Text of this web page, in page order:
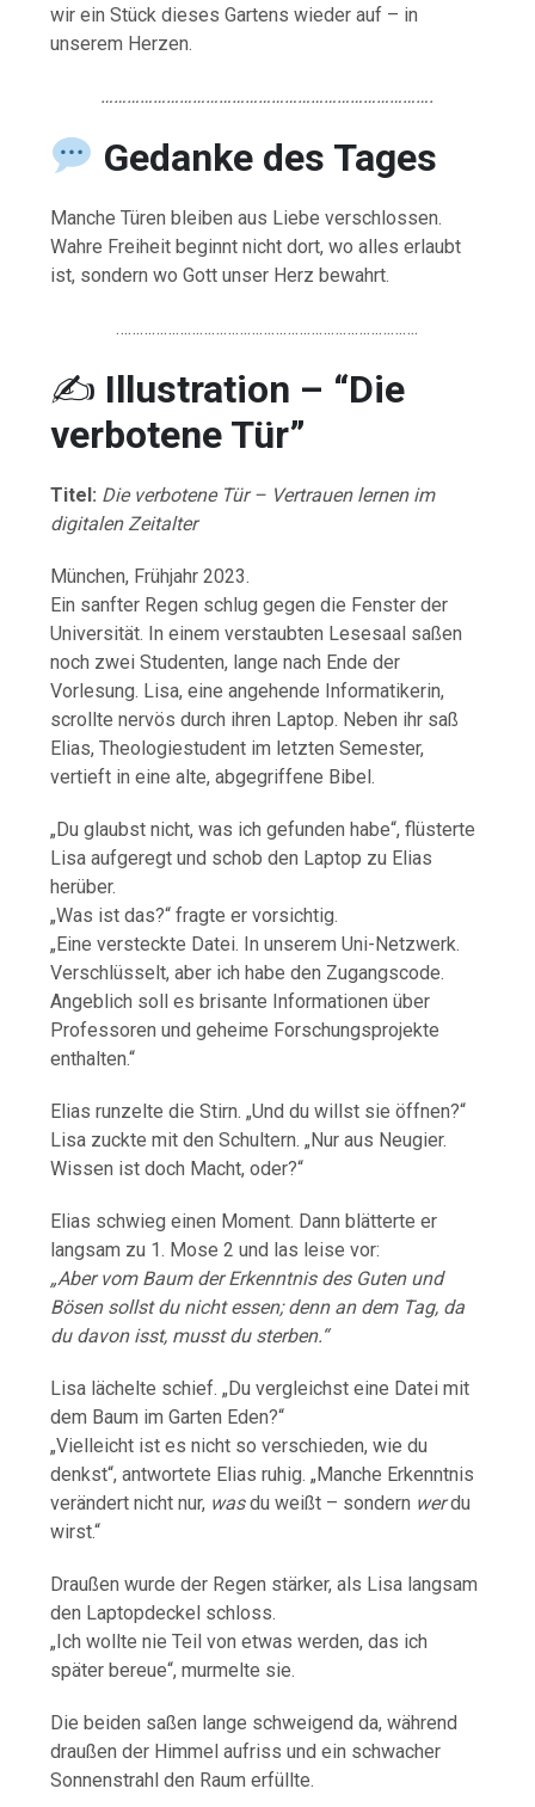
wir ein Stück dieses Gartens wieder auf – in
unserem Herzen.
………………………………………………………………….
Gedanke des Tages
Manche Türen bleiben aus Liebe verschlossen.
Wahre Freiheit beginnt nicht dort, wo alles erlaubt
ist, sondern wo Gott unser Herz bewahrt.
………………………………………………………………….
✍️ Illustration – “Die
verbotene Tür”
Titel: Die verbotene Tür – Vertrauen lernen im
digitalen Zeitalter
München, Frühjahr 2023.
Ein sanfter Regen schlug gegen die Fenster der
Universität. In einem verstaubten Lesesaal saßen
noch zwei Studenten, lange nach Ende der
Vorlesung. Lisa, eine angehende Informatikerin,
scrollte nervös durch ihren Laptop. Neben ihr saß
Elias, Theologiestudent im letzten Semester,
vertieft in eine alte, abgegriffene Bibel.
„Du glaubst nicht, was ich gefunden habe“, flüsterte
Lisa aufgeregt und schob den Laptop zu Elias
herüber.
„Was ist das?“ fragte er vorsichtig.
„Eine versteckte Datei. In unserem Uni-Netzwerk.
Verschlüsselt, aber ich habe den Zugangscode.
Angeblich soll es brisante Informationen über
Professoren und geheime Forschungsprojekte
enthalten.“
Elias runzelte die Stirn. „Und du willst sie öffnen?“
Lisa zuckte mit den Schultern. „Nur aus Neugier.
Wissen ist doch Macht, oder?“
Elias schwieg einen Moment. Dann blätterte er
langsam zu 1. Mose 2 und las leise vor:
„Aber vom Baum der Erkenntnis des Guten und
Bösen sollst du nicht essen; denn an dem Tag, da
du davon isst, musst du sterben.“
Lisa lächelte schief. „Du vergleichst eine Datei mit
dem Baum im Garten Eden?“
„Vielleicht ist es nicht so verschieden, wie du
denkst“, antwortete Elias ruhig. „Manche Erkenntnis
verändert nicht nur, wasdu weißt – sondern werdu
wirst.“
Draußen wurde der Regen stärker, als Lisa langsam
den Laptopdeckel schloss.
„Ich wollte nie Teil von etwas werden, das ich
später bereue“, murmelte sie.
Die beiden saßen lange schweigend da, während
draußen der Himmel aufriss und ein schwacher
Sonnenstrahl den Raum erfüllte.